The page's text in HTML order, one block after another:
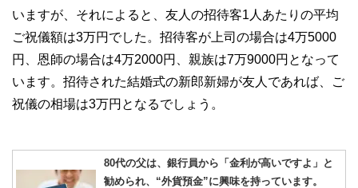
いますが、それによると、友人の招待客1人あたりの平均
ご祝儀額は3万円でした。招待客が上司の場合は4万5000
円、恩師の場合は4万2000円、親族は7万9000円となって
います。招待された結婚式の新郎新婦が友人であれば、ご
祝儀の相場は3万円となるでしょう。
80代の父は、銀行員から「金利が高いですよ」と
勧められ、“外貨預金”に興味を持っています。